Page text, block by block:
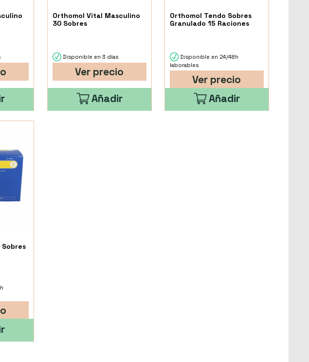
Orthomol Vital Masculino
30 Sobres
Disponible en 3 días
Ver precio
Añadir
Orthomol Tendo Sobres
Granulado 15 Raciones
Disponible en 24/48h
laborables
Ver precio
Añadir